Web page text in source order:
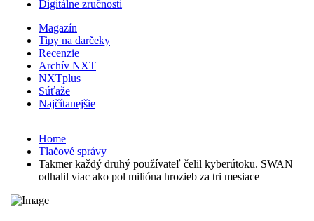
Digitálne zručnosti
Magazín
Tipy na darčeky
Recenzie
Archív NXT
NXTplus
Súťaže
Najčítanejšie
Home
Tlačové správy
Takmer každý druhý používateľ čelil kyberútoku. SWAN
odhalil viac ako pol milióna hrozieb za tri mesiace